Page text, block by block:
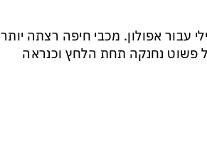
עבור אפולון. מכבי חיפה רצתה יותר
פשוט נחנקה תחת הלחץ וכנראה